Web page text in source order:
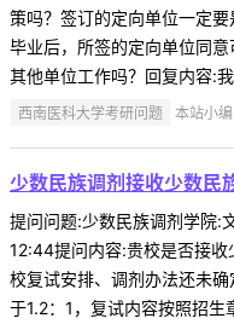
策吗？签订的定向单位一定
毕业后，所签的定向单位同
其他单位工作吗？回复内容:
西南医科大学考研问题 本站小
少数民族调剂接收少数民
提问问题:少数民族调剂学院
12:44提问内容:贵校是否接
校复试安排、调剂办法还未
于1.2：1，复试内容按照招